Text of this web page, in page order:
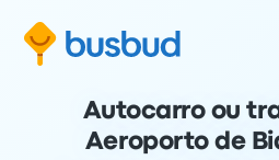
Autocarro ou
Aeroporto de